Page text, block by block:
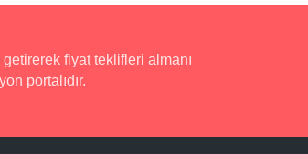
fiyat teklifleri almanı
portalıdır.